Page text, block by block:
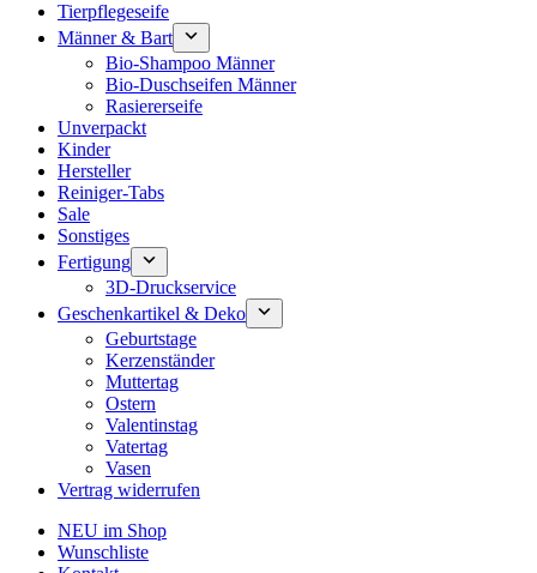
Tierpflegeseife
Männer & Bart
Bio-Shampoo Männer
Bio-Duschseifen Männer
Rasiererseife
Unverpackt
Kinder
Hersteller
Reiniger-Tabs
Sale
Sonstiges
Fertigung
3D-Druckservice
Geschenkartikel & Deko
Geburtstage
Kerzenständer
Muttertag
Ostern
Valentinstag
Vatertag
Vasen
Vertrag widerrufen
NEU im Shop
Wunschliste